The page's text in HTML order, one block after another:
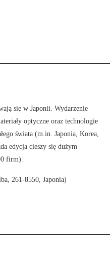
się w Japonii. Wydarzenie
optyczne oraz technologie
świata (m.in. Japonia, Korea,
edycja cieszy się dużym
firm).
261-8550, Japonia)